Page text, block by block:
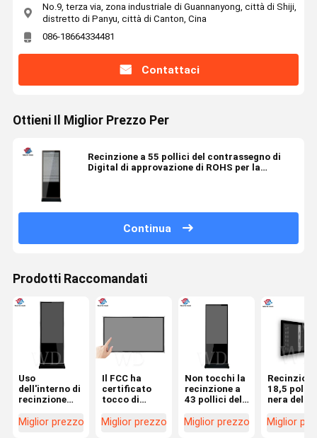
No.9, terza via, zona industriale di Guannanyong, città di Shiji,
distretto di Panyu, città di Canton, Cina
086-18664334481
Contattaci
Ottieni Il Miglior Prezzo Per
Recinzione a 55 pollici del contrassegno di
Digital di approvazione di ROHS per la
Continua
Prodotti Raccomandati
Uso
dell'interno di
recinzione
monitor del
Miglior prezzo
Il FCC ha
certificato
tocco di
touch screen
Miglior prezzo
Non tocchi la
recinzione a
43 pollici del
di Digital di
Miglior prezzo
18,5 pollici
nera del
di Digital
Miglior